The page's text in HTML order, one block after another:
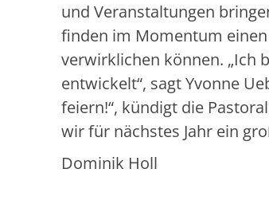
und Veranstaltungen
finden im Momentum
verwirklichen können. „Ich
entwickelt“, sagt Yvonne
feiern!“, kündigt die
wir für nächstes Jahr ein
Dominik Holl